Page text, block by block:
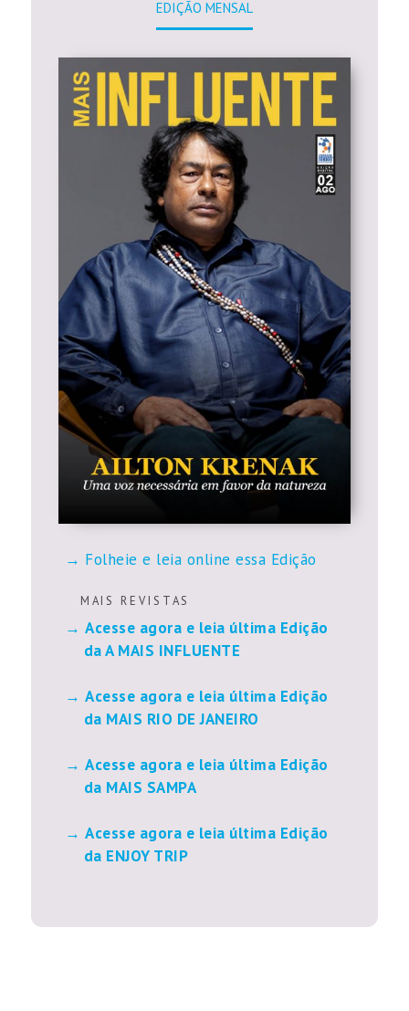
EDIÇÃO MENSAL
Folheie e leia online essa Edição
M A I S R E V I S T A S
Acesse agora e leia última Edição
da A MAIS INFLUENTE
Acesse agora e leia última Edição
da MAIS RIO DE JANEIRO
Acesse agora e leia última Edição
da MAIS SAMPA
Acesse agora e leia última Edição
da ENJOY TRIP